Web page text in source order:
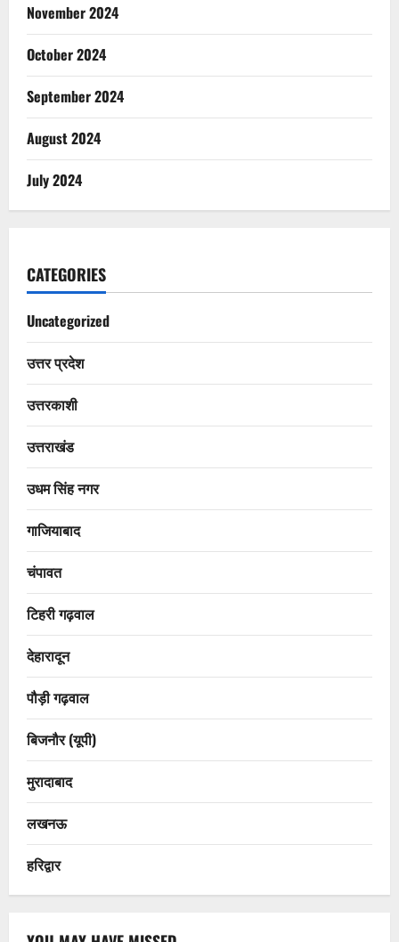
November 2024
October 2024
September 2024
August 2024
July 2024
CATEGORIES
Uncategorized
उत्तर प्रदेश
उत्तरकाशी
उत्तराखंड
उधम सिंह नगर
गाजियाबाद
चंपावत
टिहरी गढ़वाल
देहारादून
पौड़ी गढ़वाल
बिजनौर (यूपी)
मुरादाबाद
लखनऊ
हरिद्वार